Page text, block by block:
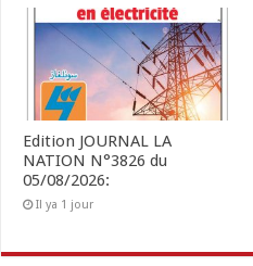
Edition JOURNAL LA
NATION N°3826 du
05/08/2026:
Il ya 1 jour